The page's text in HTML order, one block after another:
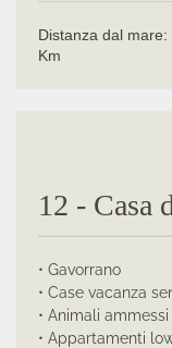
Distanza dal mare:
Km
12 - Casa
• Gavorrano
• Case vacanza
• Animali ammessi
• Appartamenti